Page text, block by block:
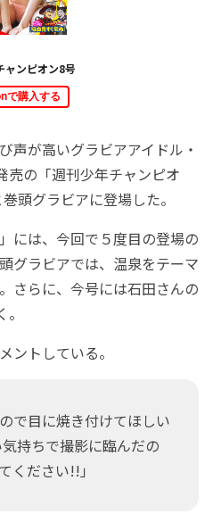
ャンピオン8号
で購入する
が高いグラビアアイドル・
売の「週刊少年チャンピオ
頭グラビアに登場した。
には、今回で５度目の登場の
グラビアでは、温泉をテーマ
さらに、今号には石田さんの
ントしている。
で目に焼き付けてほしい
持ちで撮影に臨んだの
ください!!」